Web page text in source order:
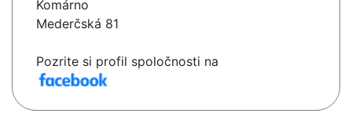
Komárno
Mederčská 81
Pozrite si profil spoločnosti na